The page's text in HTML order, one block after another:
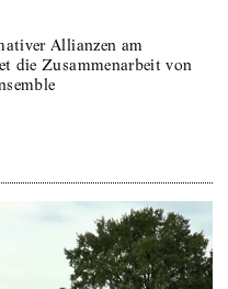
Allianzen am
die Zusammenarbeit von